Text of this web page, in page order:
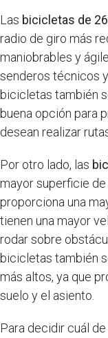
Las bicicletas de
radio de giro más
maniobrables y
senderos técnicos
bicicletas también
buena opción para
desean realizar
Por otro lado, las
mayor superficie
proporciona una
tienen una mayor
rodar sobre
bicicletas también
más altos, ya que
suelo y el asiento.
Para decidir cuál